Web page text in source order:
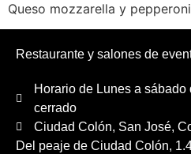
Queso mozzarella y
Restaurante y salones de
Horario de Lunes a
cerrado
Ciudad Colón, San José,
Del peaje de Ciudad Colón,